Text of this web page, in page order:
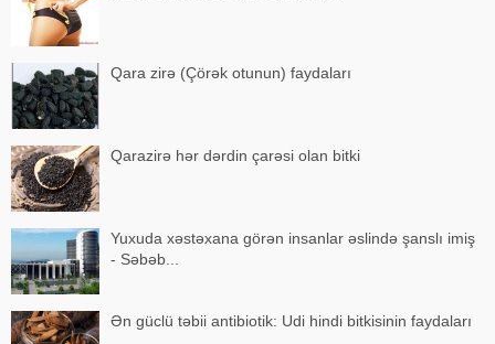
Qara zirə (Çörək otunun) faydaları
Qarazirə hər dərdin çarəsi olan bitki
Yuxuda xəstəxana görən insanlar əslində şanslı imiş
- Səbəb...
Ən güclü təbii antibiotik: Udi hindi bitkisinin faydaları